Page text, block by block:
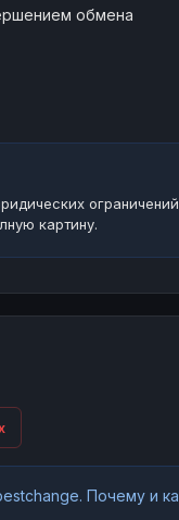
обмена
картину.
Почему и